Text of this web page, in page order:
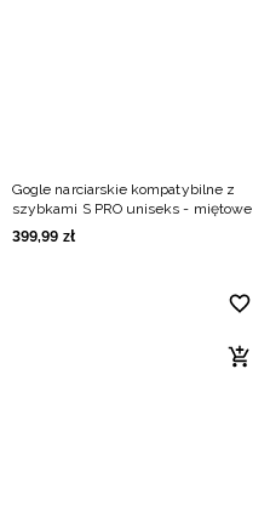
Gogle narciarskie kompatybilne z
szybkami S PRO uniseks - miętowe
399,99 zł